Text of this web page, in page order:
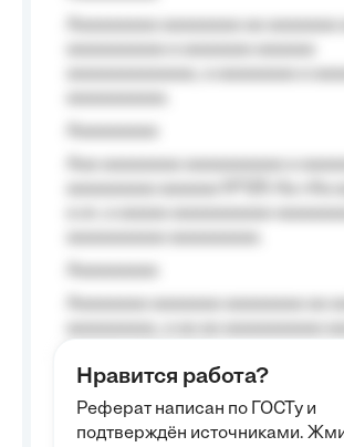
Aaaaaaaaa
Aaaaaaaaaa aa aaa aaaaaaaaa, a
Нравится работа?
Реферат написан по ГОСТу и
подтверждён источниками.